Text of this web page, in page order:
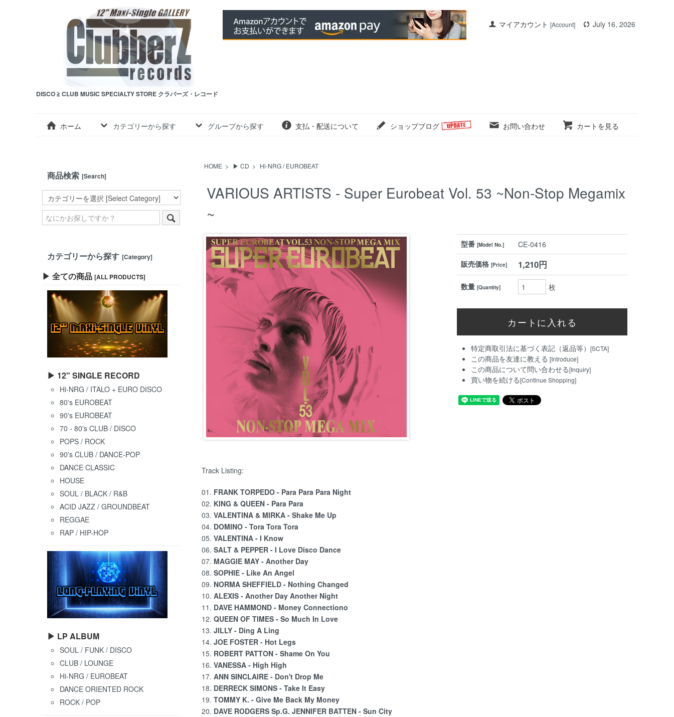
マイアカウント [Account] July 16, 2026
DISCO ≧ CLUB MUSIC SPECIALTY STORE クラバーズ・レコード
ホーム カテゴリーから探す グループから探す 支払・配送について ショップブログ お問い合わせ カートを見る
HOME > ▶ CD > Hi-NRG / EUROBEAT
VARIOUS ARTISTS - Super Eurobeat Vol. 53 ~Non-Stop Megamix
~
型番[Model No.]
CE-0416
販売価格[Price] 1,210円
数量[Quantity] 枚
特定商取引法に基づく表記（返品等）[SCTA]
この商品を友達に教える [Introduce]
この商品について問い合わせる[Inquiry]
買い物を続ける[Continue Shopping]
Track Listing:
01. FRANK TORPEDO - Para Para Para Night
02. KING & QUEEN - Para Para
03. VALENTINA & MIRKA - Shake Me Up
04. DOMINO - Tora Tora Tora
05. VALENTINA - I Know
06. SALT & PEPPER - I Love Disco Dance
07. MAGGIE MAY - Another Day
08. SOPHIE - Like An Angel
09. NORMA SHEFFIELD - Nothing Changed
10. ALEXIS - Another Day Another Night
11. DAVE HAMMOND - Money Connectiono
12. QUEEN OF TIMES - So Much In Love
13. JILLY - Ding A Ling
14. JOE FOSTER - Hot Legs
15. ROBERT PATTON - Shame On You
16. VANESSA - High High
17. ANN SINCLAIRE - Don't Drop Me
18. DERRECK SIMONS - Take It Easy
19. TOMMY K. - Give Me Back My Money
20. DAVE RODGERS Sp.G. JENNIFER BATTEN - Sun City
商品検索 [Search]
カテゴリーから探す [Category]
▶ 全ての商品 [ALL PRODUCTS]
▶ 12" SINGLE RECORD
Hi-NRG / ITALO + EURO DISCO
80's EUROBEAT
90's EUROBEAT
70 - 80's CLUB / DISCO
POPS / ROCK
90's CLUB / DANCE-POP
DANCE CLASSIC
HOUSE
SOUL / BLACK / R&B
ACID JAZZ / GROUNDBEAT
REGGAE
RAP / HIP-HOP
▶ LP ALBUM
SOUL / FUNK / DISCO
CLUB / LOUNGE
Hi-NRG / EUROBEAT
DANCE ORIENTED ROCK
ROCK / POP